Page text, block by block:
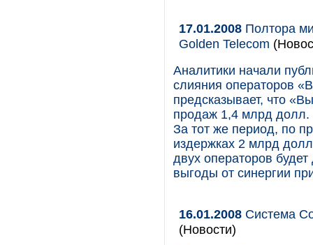
17.01.2008 Полтора
Golden Telecom
Аналитики начали
слияния операторов
предсказывает, что
продаж 1,4 млрд долл.
За тот же период, по
издержках 2 млрд
двух операторов
выгоды от синергии
16.01.2008 Система
(Новости)